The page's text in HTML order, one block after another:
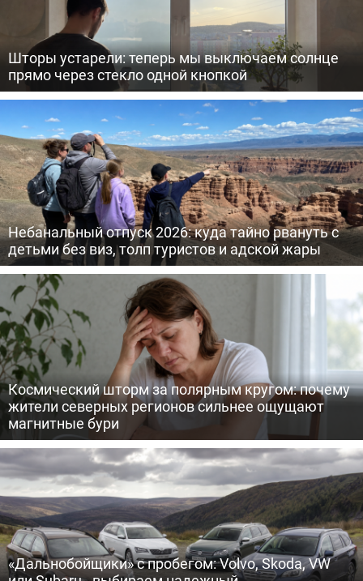
Шторы устарели: теперь мы выключаем солнце
прямо через стекло одной кнопкой
Небанальный отпуск 2026: куда тайно рвануть с
детьми без виз, толп туристов и адской жары
Космический шторм за полярным кругом: почему
жители северных регионов сильнее ощущают
магнитные бури
«Дальнобойщики» с пробегом: Volvo, Skoda, VW